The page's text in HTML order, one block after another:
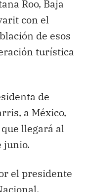
Roo, Baja
con el
de esos
turística
de
a México,
llegará al
junio.
el presidente